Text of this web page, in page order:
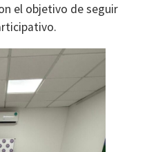
el objetivo de seguir